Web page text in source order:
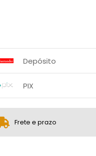
Depósito
PIX
...
Frete e prazo